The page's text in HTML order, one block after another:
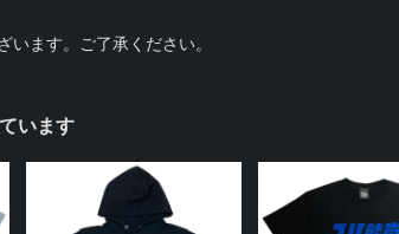
ます。ご了承ください。
います